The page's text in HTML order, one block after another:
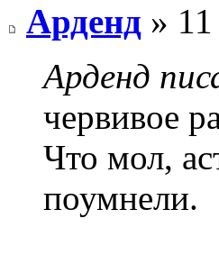
Арденд »
Арденд
червивое
Что мол,
поумнели.